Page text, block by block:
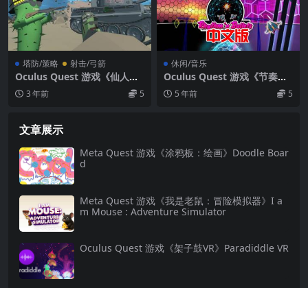
塔防/策略 射击/弓箭
Oculus Quest 游戏《仙人掌
战争VR》Cactus Cowboy –
Plants At War VR
3 年前 5
休闲/音乐
Oculus Quest 游戏《节奏子
弹VR》Rhythm ‘n Bullets V
R 5 年前 5
文章展示
Meta Quest 游戏《涂鸦板：绘画》Doodle Boar
d
Meta Quest 游戏《我是老鼠：冒险模拟器》I a
m Mouse : Adventure Simulator
Oculus Quest 游戏《架子鼓VR》Paradiddle VR